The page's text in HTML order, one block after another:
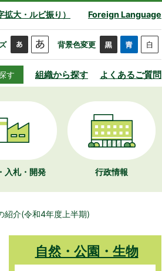
大・ルビ振り） Foreign Language
背景色変更
す 組織から探す よくあるご質問
入札・開発 行政情報
紹介(令和4年度上半期)
自然・公園・生物